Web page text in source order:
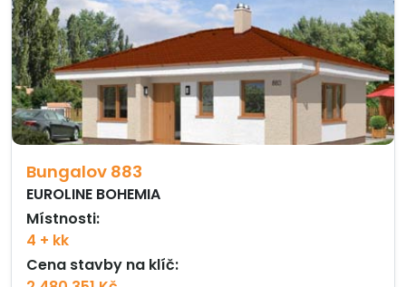
Bungalov 883
EUROLINE BOHEMIA
Místnosti:
4 + kk
Cena stavby na klíč: